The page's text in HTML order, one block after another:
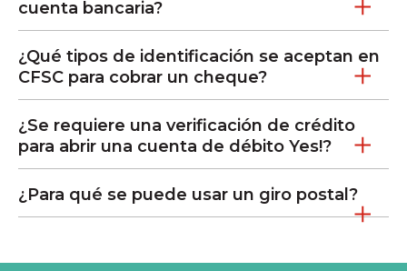
cuenta bancaria?
¿Qué tipos de identificación se aceptan en
CFSC para cobrar un cheque?
¿Se requiere una verificación de crédito
para abrir una cuenta de débito Yes!?
¿Para qué se puede usar un giro postal?